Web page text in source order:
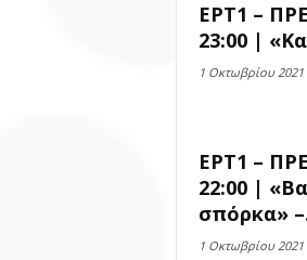
ΕΡΤ1 –
23:00 |
1 Οκτωβρίου 2021
ΕΡΤ1 –
22:00 |
σπόρκα»
1 Οκτωβρίου 2021